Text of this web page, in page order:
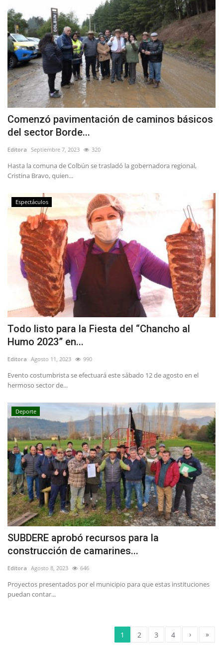
Comenzó pavimentación de caminos básicos
del sector Borde...
Editora Septiembre 7, 2023 320
Hasta la comuna de Colbún se trasladó la gobernadora regional,
Cristina Bravo, quien...
Espectáculos
Todo listo para la Fiesta del “Chancho al
Humo 2023” en...
Editora Agosto 11, 2023 990
Evento costumbrista se efectuará este sábado 12 de agosto en el
hermoso sector de...
Deporte
SUBDERE aprobó recursos para la
construcción de camarines...
Editora Agosto 8, 2023 646
Proyectos presentados por el municipio para que estas instituciones
puedan contar...
1 2 3 4 › »